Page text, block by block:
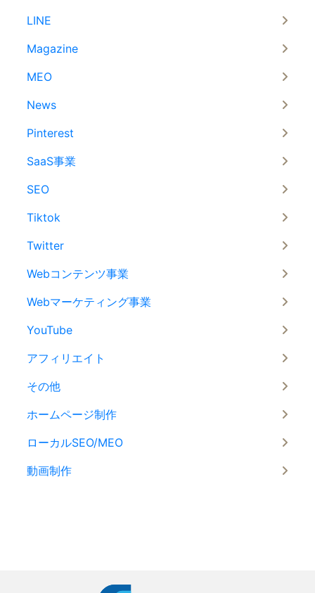
LINE
Magazine
MEO
News
Pinterest
SaaS事業
SEO
Tiktok
Twitter
Webコンテンツ事業
Webマーケティング事業
YouTube
アフィリエイト
その他
ホームページ制作
ローカルSEO/MEO
動画制作